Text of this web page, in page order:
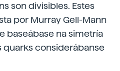
son divisibles. Estes
por Murray Gell-Mann
baseábase na simetría
quarks considerábanse